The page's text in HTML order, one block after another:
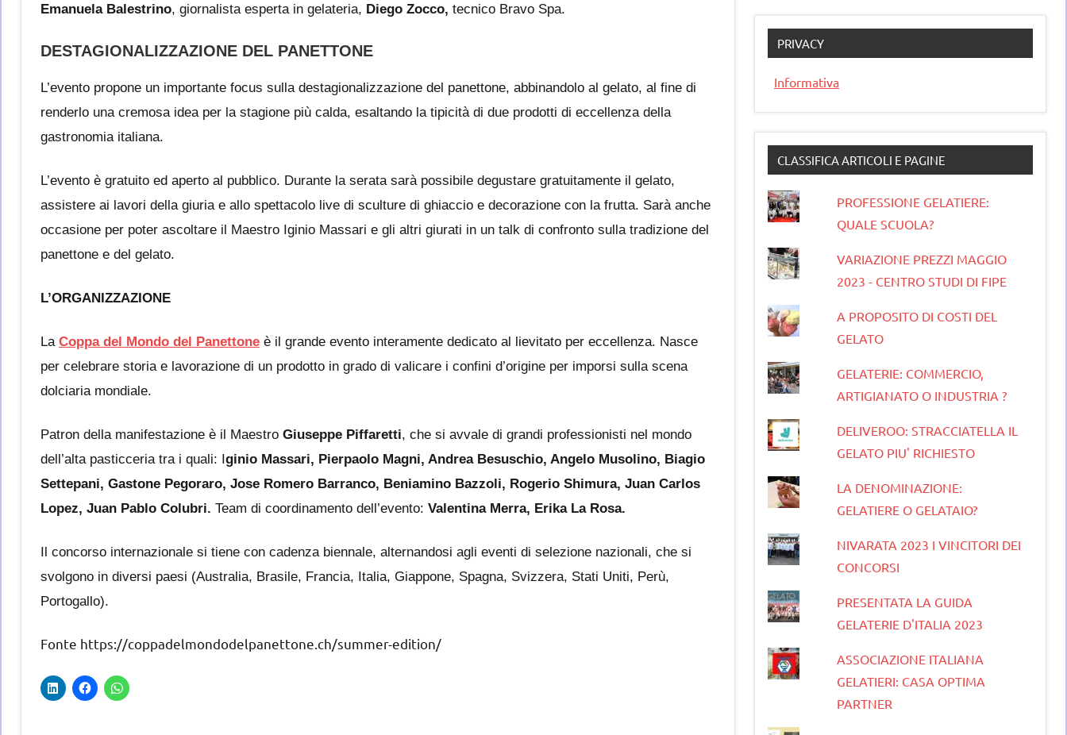
Emanuela Balestrino, giornalista esperta in gelateria, Diego Zocco, tecnico Bravo Spa.
DESTAGIONALIZZAZIONE DEL PANETTONE
L’evento propone un importante focus sulla destagionalizzazione del panettone, abbinandolo al gelato, al fine di
renderlo una cremosa idea per la stagione più calda, esaltando la tipicità di due prodotti di eccellenza della
gastronomia italiana.
L’evento è gratuito ed aperto al pubblico. Durante la serata sarà possibile degustare gratuitamente il gelato,
assistere ai lavori della giuria e allo spettacolo live di sculture di ghiaccio e decorazione con la frutta. Sarà anche
occasione per poter ascoltare il Maestro Iginio Massari e gli altri giurati in un talk di confronto sulla tradizione del
panettone e del gelato.
L’ORGANIZZAZIONE
La Coppa del Mondo del Panettone è il grande evento interamente dedicato al lievitato per eccellenza. Nasce
per celebrare storia e lavorazione di un prodotto in grado di valicare i confini d’origine per imporsi sulla scena
dolciaria mondiale.
Patron della manifestazione è il Maestro Giuseppe Piffaretti, che si avvale di grandi professionisti nel mondo
dell’alta pasticceria tra i quali: Iginio Massari, Pierpaolo Magni, Andrea Besuschio, Angelo Musolino, Biagio
Settepani, Gastone Pegoraro, Jose Romero Barranco, Beniamino Bazzoli, Rogerio Shimura, Juan Carlos
Lopez, Juan Pablo Colubri. Team di coordinamento dell’evento: Valentina Merra, Erika La Rosa.
Il concorso internazionale si tiene con cadenza biennale, alternandosi agli eventi di selezione nazionali, che si
svolgono in diversi paesi (Australia, Brasile, Francia, Italia, Giappone, Spagna, Svizzera, Stati Uniti, Perù,
Portogallo).
Fonte https://coppadelmondodelpanettone.ch/summer-edition/
PRIVACY
Informativa
CLASSIFICA ARTICOLI E PAGINE
PROFESSIONE GELATIERE:
QUALE SCUOLA?
VARIAZIONE PREZZI MAGGIO
2023 - CENTRO STUDI DI FIPE
A PROPOSITO DI COSTI DEL
GELATO
GELATERIE: COMMERCIO,
ARTIGIANATO O INDUSTRIA ?
DELIVEROO: STRACCIATELLA IL
GELATO PIU' RICHIESTO
LA DENOMINAZIONE:
GELATIERE O GELATAIO?
NIVARATA 2023 I VINCITORI DEI
CONCORSI
PRESENTATA LA GUIDA
GELATERIE D'ITALIA 2023
ASSOCIAZIONE ITALIANA
GELATIERI: CASA OPTIMA
PARTNER